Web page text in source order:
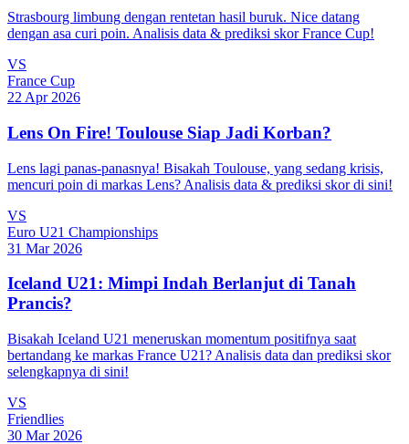
Strasbourg limbung dengan rentetan hasil buruk. Nice datang
dengan asa curi poin. Analisis data & prediksi skor France Cup!
VS
France Cup
22 Apr 2026
Lens On Fire! Toulouse Siap Jadi Korban?
Lens lagi panas-panasnya! Bisakah Toulouse, yang sedang krisis,
mencuri poin di markas Lens? Analisis data & prediksi skor di sini!
VS
Euro U21 Championships
31 Mar 2026
Iceland U21: Mimpi Indah Berlanjut di Tanah
Prancis?
Bisakah Iceland U21 meneruskan momentum positifnya saat
bertandang ke markas France U21? Analisis data dan prediksi skor
selengkapnya di sini!
VS
Friendlies
30 Mar 2026